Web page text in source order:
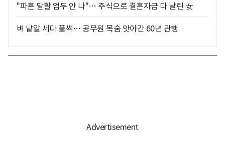
"파혼 말할 엄두 안 나"… 주식으로 결혼자금 다 날린 女
벼 낱알 세다 풀썩… 공무원 목숨 앗아간 60년 관행